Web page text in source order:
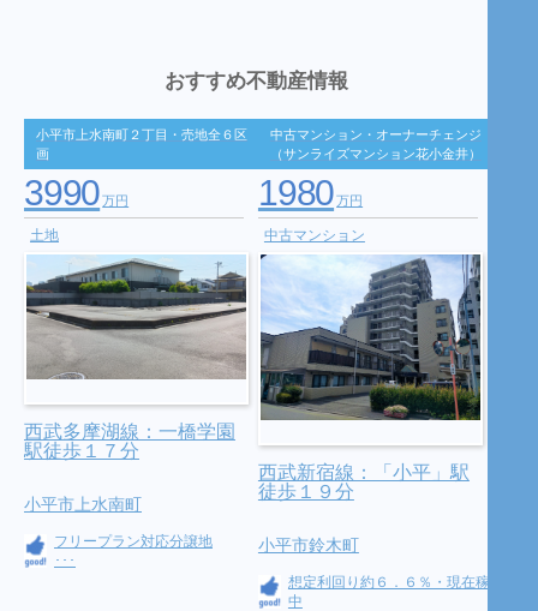
おすすめ不動産情報
小平市上水南町２丁目・売地全６区
画
3990万円
土地
西武多摩湖線：一橋学園
駅徒歩１７分
小平市上水南町
フリープラン対応分譲地
･･･
中古マンション・オーナーチェンジ
（サンライズマンション花小金井）
1980万円
中古マンション
西武新宿線：「小平」駅
徒歩１９分
小平市鈴木町
想定利回り約６．６％・現在稼働
中